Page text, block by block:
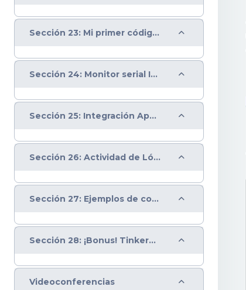
Sección 23: Mi primer código de IoT en IDE Arduino Colapsar
Sección 24: Monitor serial IDE Arduino y configuración de WiFi Colapsar
Sección 25: Integración App Inventor, Firebase e IDE Arduino Colapsar
Sección 26: Actividad de Lógica computacional Colapsar
Sección 27: Ejemplos de componentes para controlar sistemas eléctricos Colapsar
Sección 28: ¡Bonus! Tinkercad para diseño 3D Colapsar
Videoconferencias Colapsar